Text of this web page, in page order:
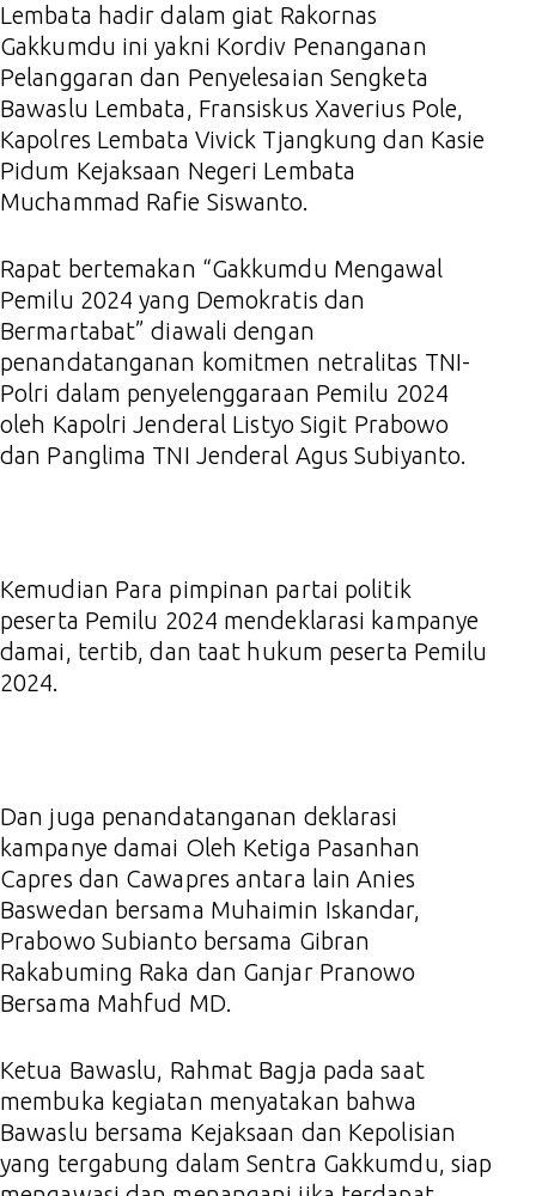
Lembata hadir dalam giat Rakornas
Gakkumdu ini yakni Kordiv Penanganan
Pelanggaran dan Penyelesaian Sengketa
Bawaslu Lembata, Fransiskus Xaverius Pole,
Kapolres Lembata Vivick Tjangkung dan Kasie
Pidum Kejaksaan Negeri Lembata
Muchammad Rafie Siswanto.
Rapat bertemakan “Gakkumdu Mengawal
Pemilu 2024 yang Demokratis dan
Bermartabat” diawali dengan
penandatanganan komitmen netralitas TNI-
Polri dalam penyelenggaraan Pemilu 2024
oleh Kapolri Jenderal Listyo Sigit Prabowo
dan Panglima TNI Jenderal Agus Subiyanto.
Kemudian Para pimpinan partai politik
peserta Pemilu 2024 mendeklarasi kampanye
damai, tertib, dan taat hukum peserta Pemilu
2024.
Dan juga penandatanganan deklarasi
kampanye damai Oleh Ketiga Pasanhan
Capres dan Cawapres antara lain Anies
Baswedan bersama Muhaimin Iskandar,
Prabowo Subianto bersama Gibran
Rakabuming Raka dan Ganjar Pranowo
Bersama Mahfud MD.
Ketua Bawaslu, Rahmat Bagja pada saat
membuka kegiatan menyatakan bahwa
Bawaslu bersama Kejaksaan dan Kepolisian
yang tergabung dalam Sentra Gakkumdu, siap